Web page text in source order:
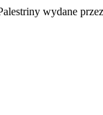
wydane